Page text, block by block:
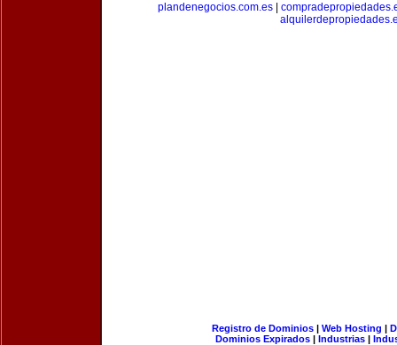
plandenegocios.com.es|
Registro de Dominios| Web Hosting |
Dominios Expirados | Industrias |